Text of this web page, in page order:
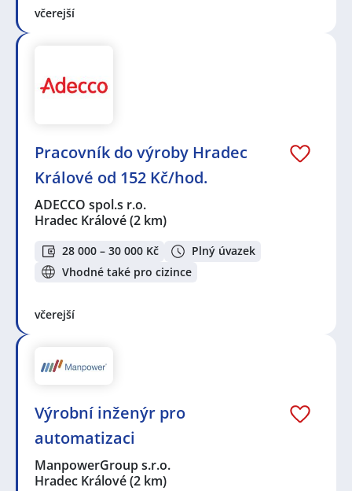
včerejší
Pracovník do výroby Hradec
Králové od 152 Kč/hod.
ADECCO spol.s r.o.
Hradec Králové(2 km)
28 000 – 30 000 Kč
Plný úvazek
Vhodné také pro cizince
včerejší
Výrobní inženýr pro
automatizaci
ManpowerGroup s.r.o.
Hradec Králové(2 km)